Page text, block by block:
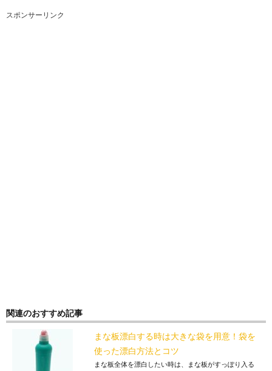
スポンサーリンク
関連のおすすめ記事
まな板漂白する時は大きな袋を用意！袋を
使った漂白方法とコツ
まな板全体を漂白したい時は、まな板がすっぽり入る